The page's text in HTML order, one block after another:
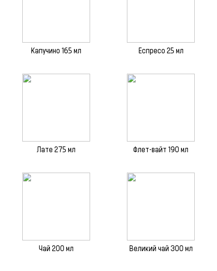
Капучино 165 мл Еспресо 25 мл
Лате 275 мл Флет-вайт 190 мл
Чай 200 мл Великий чай 300 мл